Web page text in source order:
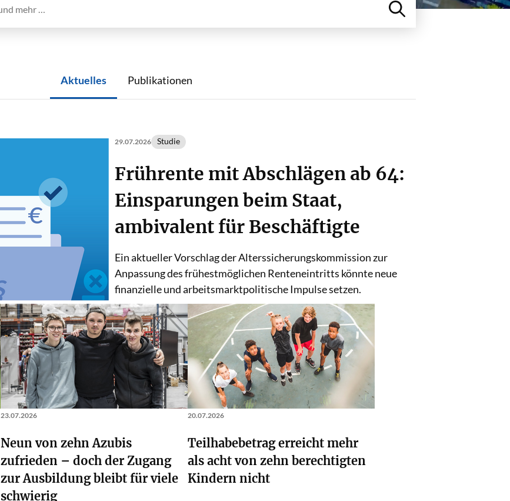
Aktuelles Publikationen
29.07.2026 Studie
Frührente mit Abschlägen ab 64:
Einsparungen beim Staat,
ambivalent für Beschäftigte
Ein aktueller Vorschlag der Alterssicherungskommission zur
Anpassung des frühestmöglichen Renteneintritts könnte neue
finanzielle und arbeitsmarktpolitische Impulse setzen.
23.07.2026
Neun von zehn Azubis
zufrieden – doch der Zugang
zur Ausbildung bleibt für viele
schwierig
20.07.2026
Teilhabebetrag erreicht mehr
als acht von zehn berechtigten
Kindern nicht